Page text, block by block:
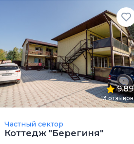
9.89
13отзывов
Частный сектор
Коттедж "Берегиня"